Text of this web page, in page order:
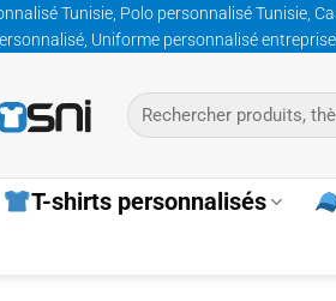
Tunisie, Polo personnalisé Tunisie,
Uniforme personnalisé
Recherche
pour :
T-shirts personnalisés